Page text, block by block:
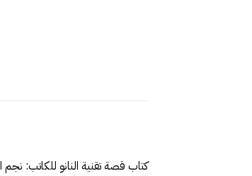
كتاب قصة تقنية النانو للكاتب: